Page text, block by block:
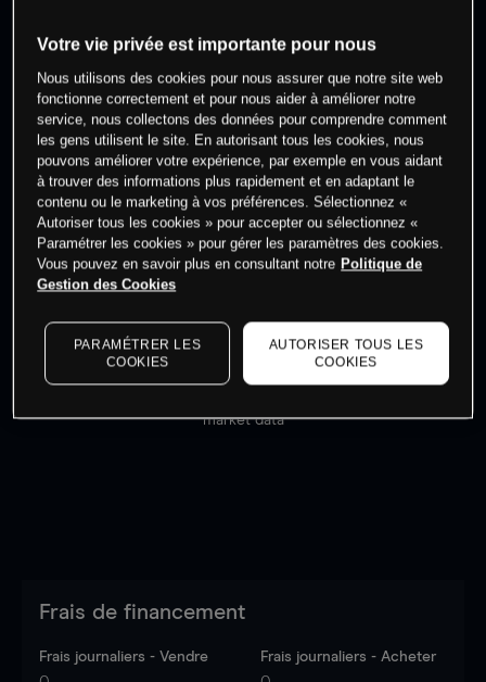
- -
0% des clients ont une position àsur
cet actif
Commencez à trader
Les prix sont indicatifs. Connectez-vous pour voir les
market data
Frais de financement
Frais journaliers - Vendre Frais journaliers - Acheter
Votre vie privée est importante pour nous
Nous utilisons des cookies pour nous assurer que notre site web
fonctionne correctement et pour nous aider à améliorer notre
service, nous collectons des données pour comprendre comment
les gens utilisent le site. En autorisant tous les cookies, nous
pouvons améliorer votre expérience, par exemple en vous aidant
à trouver des informations plus rapidement et en adaptant le
contenu ou le marketing à vos préférences. Sélectionnez «
Autoriser tous les cookies » pour accepter ou sélectionnez «
Paramétrer les cookies » pour gérer les paramètres des cookies.
Vous pouvez en savoir plus en consultant notre Politique de
Gestion des Cookies
PARAMÉTRER LES
COOKIES
AUTORISER TOUS LES
COOKIES